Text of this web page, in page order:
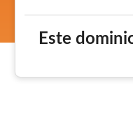
Este